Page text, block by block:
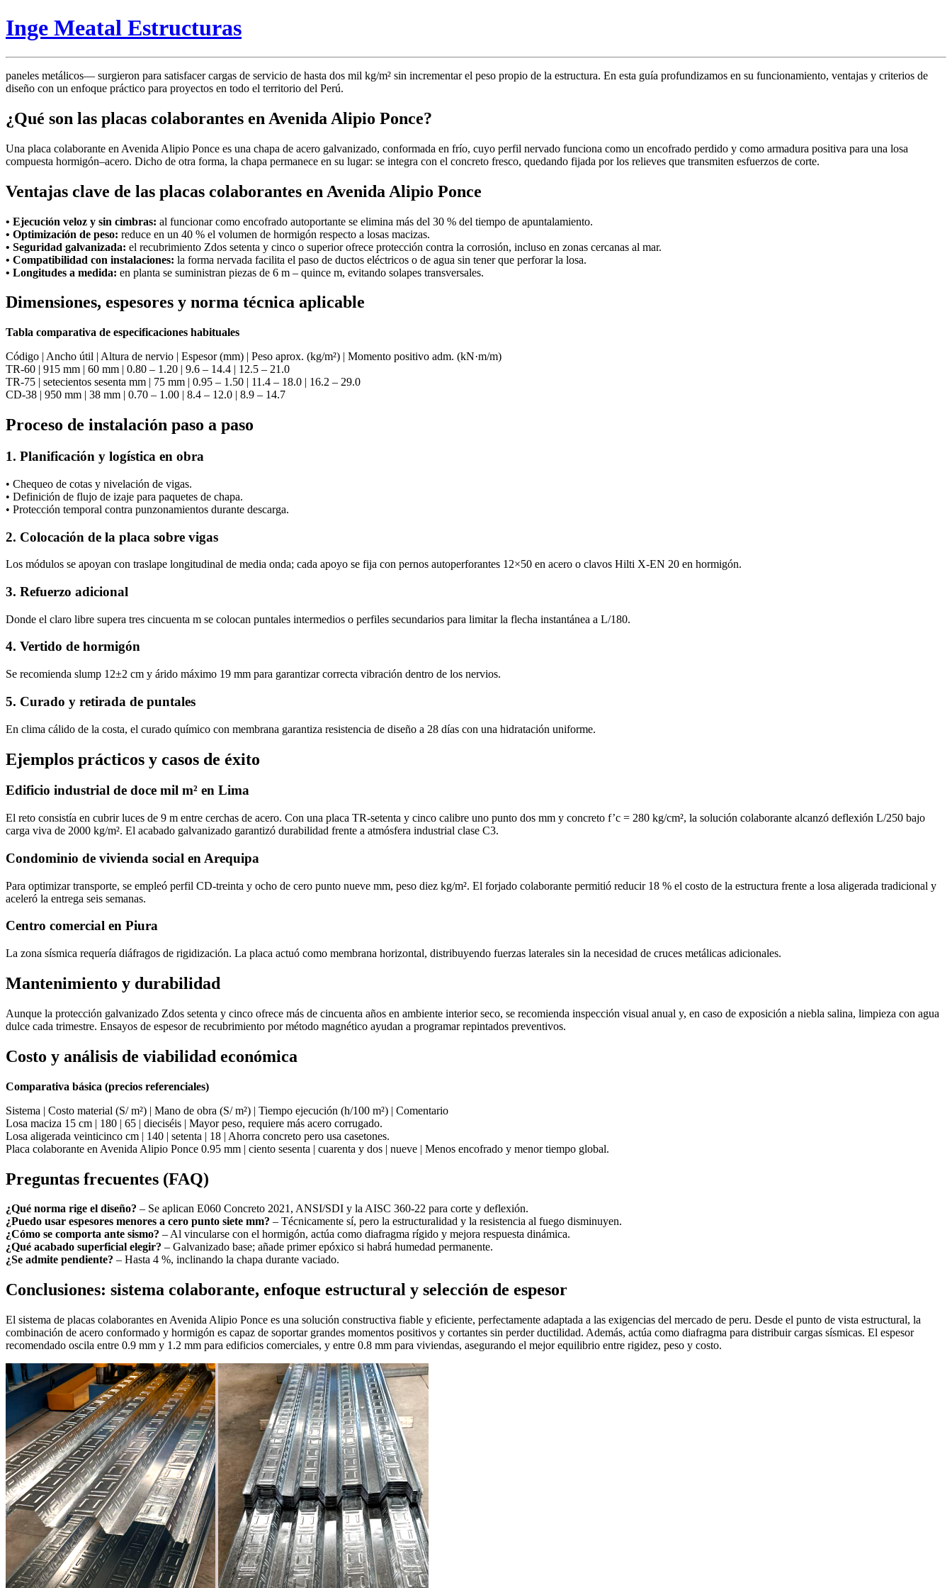
Inge Meatal Estructuras
paneles metálicos— surgieron para satisfacer cargas de servicio de hasta dos mil kg/m² sin incrementar el peso propio de la estructura. En esta guía profundizamos en su funcionamiento, ventajas y criterios de
diseño con un enfoque práctico para proyectos en todo el territorio del Perú.
¿Qué son las placas colaborantes en Avenida Alipio Ponce?
Una placa colaborante en Avenida Alipio Ponce es una chapa de acero galvanizado, conformada en frío, cuyo perfil nervado funciona como un encofrado perdido y como armadura positiva para una losa
compuesta hormigón–acero. Dicho de otra forma, la chapa permanece en su lugar: se integra con el concreto fresco, quedando fijada por los relieves que transmiten esfuerzos de corte.
Ventajas clave de las placas colaborantes en Avenida Alipio Ponce
• Ejecución veloz y sin cimbras: al funcionar como encofrado autoportante se elimina más del 30 % del tiempo de apuntalamiento.
• Optimización de peso: reduce en un 40 % el volumen de hormigón respecto a losas macizas.
• Seguridad galvanizada: el recubrimiento Zdos setenta y cinco o superior ofrece protección contra la corrosión, incluso en zonas cercanas al mar.
• Compatibilidad con instalaciones: la forma nervada facilita el paso de ductos eléctricos o de agua sin tener que perforar la losa.
• Longitudes a medida: en planta se suministran piezas de 6 m – quince m, evitando solapes transversales.
Dimensiones, espesores y norma técnica aplicable
Tabla comparativa de especificaciones habituales
Código | Ancho útil | Altura de nervio | Espesor (mm) | Peso aprox. (kg/m²) | Momento positivo adm. (kN·m/m)
TR-60 | 915 mm | 60 mm | 0.80 – 1.20 | 9.6 – 14.4 | 12.5 – 21.0
TR-75 | setecientos sesenta mm | 75 mm | 0.95 – 1.50 | 11.4 – 18.0 | 16.2 – 29.0
CD-38 | 950 mm | 38 mm | 0.70 – 1.00 | 8.4 – 12.0 | 8.9 – 14.7
Proceso de instalación paso a paso
1. Planificación y logística en obra
• Chequeo de cotas y nivelación de vigas.
• Definición de flujo de izaje para paquetes de chapa.
• Protección temporal contra punzonamientos durante descarga.
2. Colocación de la placa sobre vigas
Los módulos se apoyan con traslape longitudinal de media onda; cada apoyo se fija con pernos autoperforantes 12×50 en acero o clavos Hilti X‑EN 20 en hormigón.
3. Refuerzo adicional
Donde el claro libre supera tres cincuenta m se colocan puntales intermedios o perfiles secundarios para limitar la flecha instantánea a L/180.
4. Vertido de hormigón
Se recomienda slump 12±2 cm y árido máximo 19 mm para garantizar correcta vibración dentro de los nervios.
5. Curado y retirada de puntales
En clima cálido de la costa, el curado químico con membrana garantiza resistencia de diseño a 28 días con una hidratación uniforme.
Ejemplos prácticos y casos de éxito
Edificio industrial de doce mil m² en Lima
El reto consistía en cubrir luces de 9 m entre cerchas de acero. Con una placa TR‑setenta y cinco calibre uno punto dos mm y concreto f’c = 280 kg/cm², la solución colaborante alcanzó deflexión L/250 bajo
carga viva de 2000 kg/m². El acabado galvanizado garantizó durabilidad frente a atmósfera industrial clase C3.
Condominio de vivienda social en Arequipa
Para optimizar transporte, se empleó perfil CD‑treinta y ocho de cero punto nueve mm, peso diez kg/m². El forjado colaborante permitió reducir 18 % el costo de la estructura frente a losa aligerada tradicional y
aceleró la entrega seis semanas.
Centro comercial en Piura
La zona sísmica requería diáfragos de rigidización. La placa actuó como membrana horizontal, distribuyendo fuerzas laterales sin la necesidad de cruces metálicas adicionales.
Mantenimiento y durabilidad
Aunque la protección galvanizado Zdos setenta y cinco ofrece más de cincuenta años en ambiente interior seco, se recomienda inspección visual anual y, en caso de exposición a niebla salina, limpieza con agua
dulce cada trimestre. Ensayos de espesor de recubrimiento por método magnético ayudan a programar repintados preventivos.
Costo y análisis de viabilidad económica
Comparativa básica (precios referenciales)
Sistema | Costo material (S/ m²) | Mano de obra (S/ m²) | Tiempo ejecución (h/100 m²) | Comentario
Losa maciza 15 cm | 180 | 65 | dieciséis | Mayor peso, requiere más acero corrugado.
Losa aligerada veinticinco cm | 140 | setenta | 18 | Ahorra concreto pero usa casetones.
Placa colaborante en Avenida Alipio Ponce 0.95 mm | ciento sesenta | cuarenta y dos | nueve | Menos encofrado y menor tiempo global.
Preguntas frecuentes (FAQ)
¿Qué norma rige el diseño? – Se aplican E060 Concreto 2021, ANSI/SDI y la AISC 360‑22 para corte y deflexión.
¿Puedo usar espesores menores a cero punto siete mm? – Técnicamente sí, pero la estructuralidad y la resistencia al fuego disminuyen.
¿Cómo se comporta ante sismo? – Al vincularse con el hormigón, actúa como diafragma rígido y mejora respuesta dinámica.
¿Qué acabado superficial elegir? – Galvanizado base; añade primer epóxico si habrá humedad permanente.
¿Se admite pendiente? – Hasta 4 %, inclinando la chapa durante vaciado.
Conclusiones: sistema colaborante, enfoque estructural y selección de espesor
El sistema de placas colaborantes en Avenida Alipio Ponce es una solución constructiva fiable y eficiente, perfectamente adaptada a las exigencias del mercado de peru. Desde el punto de vista estructural, la
combinación de acero conformado y hormigón es capaz de soportar grandes momentos positivos y cortantes sin perder ductilidad. Además, actúa como diafragma para distribuir cargas sísmicas. El espesor
recomendado oscila entre 0.9 mm y 1.2 mm para edificios comerciales, y entre 0.8 mm para viviendas, asegurando el mejor equilibrio entre rigidez, peso y costo.